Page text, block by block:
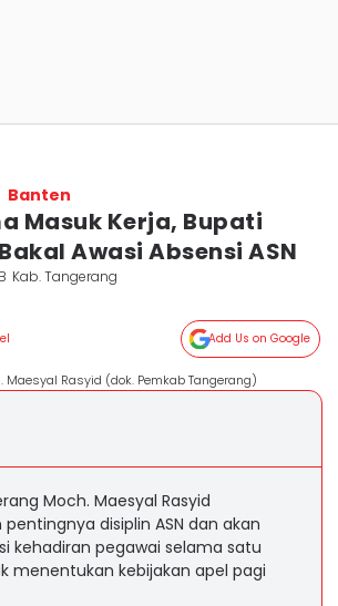
Banten
Masuk Kerja, Bupati
Awasi Absensi ASN
Kab. Tangerang
Add Us on Google
Maesyal Rasyid (dok. Pemkab Tangerang)
Moch. Maesyal Rasyid
disiplin ASN dan akan
kehadiran pegawai selama satu
menentukan kebijakan apel pagi